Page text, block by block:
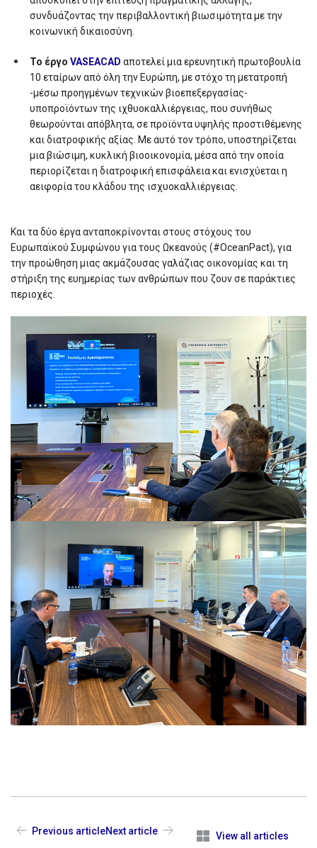
συνδυάζοντας την περιβαλλοντική βιωσιμότητα με την
κοινωνική δικαιοσύνη.
To έργοVASEACAD αποτελεί μια ερευνητική πρωτοβουλία
10 εταίρων από όλη την Ευρώπη, με στόχο τη μετατροπή
-μέσω προηγμένων τεχνικών βιοεπεξεργασίας-
υποπροϊόντων της ιχθυοκαλλιέργειας, που συνήθως
θεωρούνται απόβλητα, σε προϊόντα υψηλής προστιθέμενης
και διατροφικής αξίας. Με αυτό τον τρόπο, υποστηρίζεται
μια βιώσιμη, κυκλική βιοοικονομία, μέσα από την οποία
περιορίζεται η διατροφική επισφάλεια και ενισχύεται η
αειφορία του κλάδου της ισχυοκαλλιέργειας.
Και τα δύο έργα ανταποκρίνονται στους στόχους του
Ευρωπαϊκού Συμφώνου για τους Ωκεανούς (#OceanPact), για
την προώθηση μιας ακμάζουσας γαλάζιας οικονομίας και τη
στήριξη της ευημερίας των ανθρώπων που ζουν σε παράκτιες
περιοχές.
Previous article View all articles
Next article